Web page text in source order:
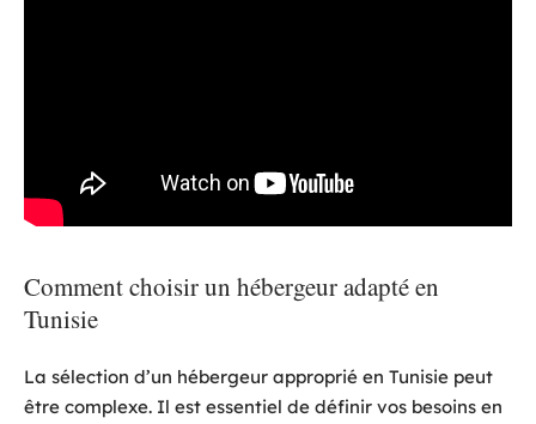
Comment choisir un hébergeur adapté en
Tunisie
La sélection d’un hébergeur approprié en Tunisie peut
être complexe. Il est essentiel de définir vos besoins en